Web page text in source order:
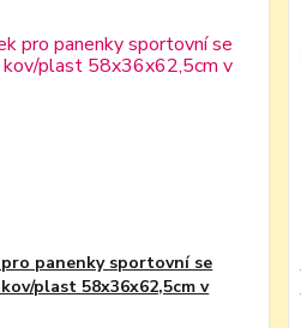
panenky sportovní se
plast 58x36x62,5cm v